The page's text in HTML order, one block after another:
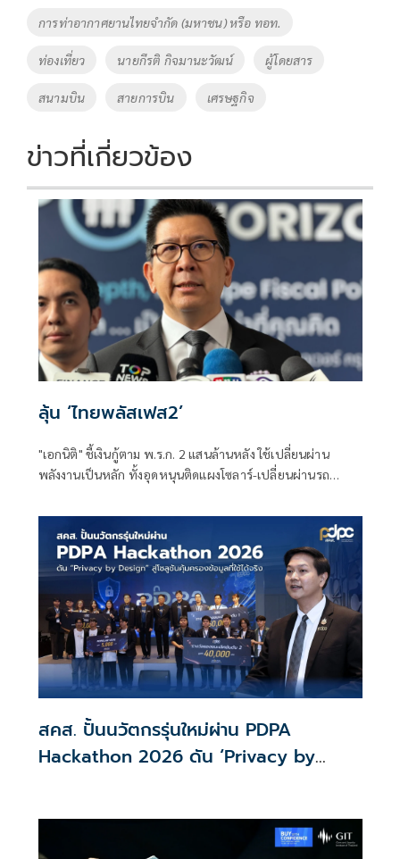
Tags
การท่าอากาศยานไทยจำกัด (มหาชน) หรือ ทอท.
ท่องเที่ยว นายกีรติ กิจมานะวัฒน์ ผู้โดยสาร
สนามบิน สายการบิน เศรษฐกิจ
ข่าวที่เกี่ยวข้อง
ลุ้น ‘ไทยพลัสเฟส2’
"เอกนิติ" ชี้เงินกู้ตาม พ.ร.ก. 2 แสนล้านหลัง ใช้เปลี่ยนผ่าน
พลังงานเป็นหลัก ทั้งอุดหนุนติดแผงโซลาร์-เปลี่ยนผ่านรถ
พร้อมให้ใช้กับไทยเที่ยวไทยพลัส ส่วนไทยช่วยไทยพลัส เฟส 2
รอประเมินความเหมาะสม นายกฯ เผยจะพยายาม
สคส. ปั้นนวัตกรรุ่นใหม่ผ่าน PDPA
Hackathon 2026 ดัน ‘Privacy by